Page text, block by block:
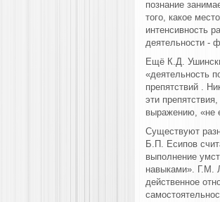
познание
того, какое
интенсивность
деятельности -
Ещё К.Д.
«деятельность
препятствий .
эти
выражению, «не
Существуют
Б.П. Есипов
выполнение
навыками». Г.М.
действенное